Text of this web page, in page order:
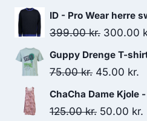
price
was:
ID - Pro Wear herre
399.00kr. Original
price
was:
300.00
Guppy Drenge T-
75.00kr. Original
price
was:
45.00 kr.
is:
ChaCha Dame Kjole
125.00kr. Original
50.00 kr.